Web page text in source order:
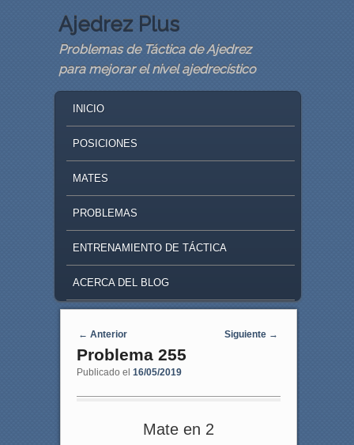
Ajedrez Plus
Problemas de Táctica de Ajedrez
para mejorar el nivel ajedrecístico
SKIP TO PRIMARY CONTENT
SKIP TO SECONDARY CONTENT
INICIO
POSICIONES
MATES
PROBLEMAS
ENTRENAMIENTO DE TÁCTICA
ACERCA DEL BLOG
Navegaci�n de entradas
← Anterior Siguiente →
Problema 255
Publicado el 16/05/2019
Mate en 2